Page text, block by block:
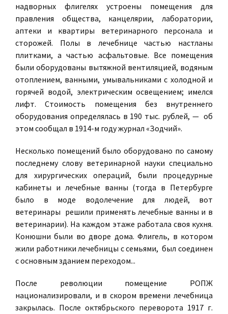
надворных флигелях устроены помещения для
правления общества, канцелярии, лаборатории,
аптеки и квартиры ветеринарного персонала и
сторожей. Полы в лечебнице частью настланы
плитками, а частью асфальтовые. Все помещения
были оборудованы вытяжной вентиляцией, водяным
отоплением, ванными, умывальниками с холодной и
горячей водой, электрическим освещением; имелся
лифт. Стоимость помещения без внутреннего
оборудования определялась в 190 тыс. рублей, — об
этом сообщал в 1914-м году журнал «Зодчий».
Несколько помещений было оборудовано по самому
последнему слову ветеринарной науки специально
для хирургических операций, были процедурные
кабинеты и лечебные ванны (тогда в Петербурге
было в моде водолечение для людей, вот
ветеринары решили применять лечебные ванны и в
ветеринарии). На каждом этаже работала своя кухня.
Конюшни были во дворе дома. Флигель, в котором
жили работники лечебницы с семьями, был соединен
с основным зданием переходом...
После революции помещение РОПЖ
национализировали, и в скором времени лечебница
закрылась. После октябрьского переворота 1917 г.